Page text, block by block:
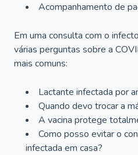
Acompanhamento de
Em uma consulta com o
várias perguntas sobre a
mais comuns:
Lactante infectada por
Quando devo trocar a
A vacina protege
Como posso evitar o
infectada em casa?